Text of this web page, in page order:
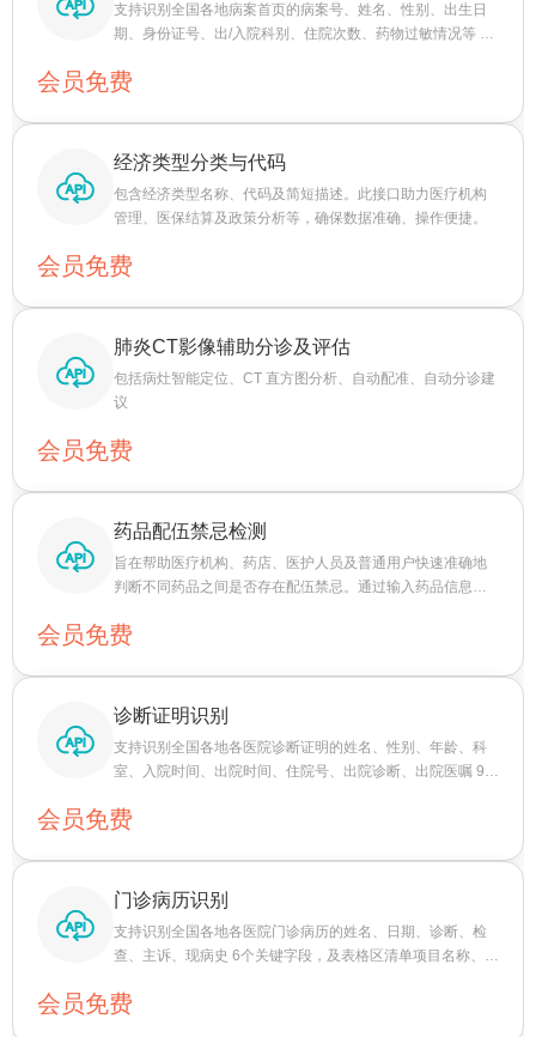
支持识别全国各地病案首页的病案号、姓名、性别、出生日
期、身份证号、出/入院科别、住院次数、药物过敏情况等 15
会员免费
经济类型分类与代码
包含经济类型名称、代码及简短描述。此接口助力医疗机构
管理、医保结算及政策分析等，确保数据准确、操作便捷。
会员免费
肺炎CT影像辅助分诊及评估
包括病灶智能定位、CT 直方图分析、自动配准、自动分诊建
议
会员免费
药品配伍禁忌检测
旨在帮助医疗机构、药店、医护人员及普通用户快速准确地
判断不同药品之间是否存在配伍禁忌。通过输入药品信息，
会员免费
诊断证明识别
支持识别全国各地各医院诊断证明的姓名、性别、年龄、科
室、入院时间、出院时间、住院号、出院诊断、出院医嘱 9个
会员免费
门诊病历识别
支持识别全国各地各医院门诊病历的姓名、日期、诊断、检
查、主诉、现病史 6个关键字段，及表格区清单项目名称、规
会员免费